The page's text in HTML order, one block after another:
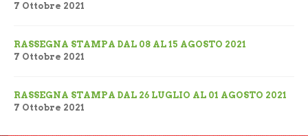
7 Ottobre 2021
RASSEGNA STAMPA DAL 08 AL 15 AGOSTO 2021
7 Ottobre 2021
RASSEGNA STAMPA DAL 26 LUGLIO AL 01 AGOSTO 2021
7 Ottobre 2021